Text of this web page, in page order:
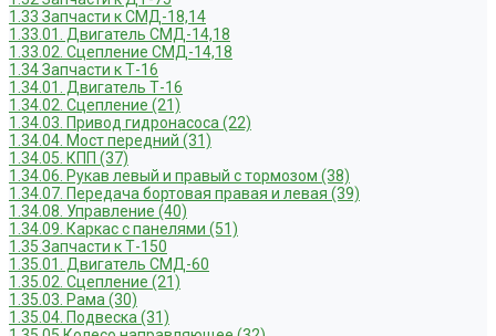
1.33 Запчасти к СМД-18,14
1.33.01. Двигатель СМД-14,18
1.33.02. Сцепление СМД-14,18
1.34 Запчасти к Т-16
1.34.01. Двигатель Т-16
1.34.02. Сцепление (21)
1.34.03. Привод гидронасоса (22)
1.34.04. Мост передний (31)
1.34.05. КПП (37)
1.34.06. Рукав левый и правый с тормозом (38)
1.34.07. Передача бортовая правая и левая (39)
1.34.08. Управление (40)
1.34.09. Каркас с панелями (51)
1.35 Запчасти к Т-150
1.35.01. Двигатель СМД-60
1.35.02. Сцепление (21)
1.35.03. Рама (30)
1.35.04. Подвеска (31)